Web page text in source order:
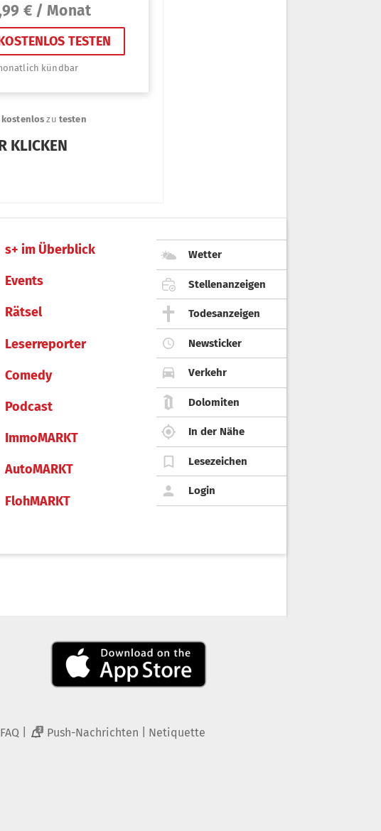
s+ im Überblick
Events
Rätsel
Leserreporter
Comedy
Podcast
ImmoMARKT
AutoMARKT
FlohMARKT
Wetter
Stellenanzeigen
Todesanzeigen
Newsticker
Verkehr
Dolomiten
In der Nähe
Lesezeichen
Login
FAQ 2 Push-Nachrichten Netiquette